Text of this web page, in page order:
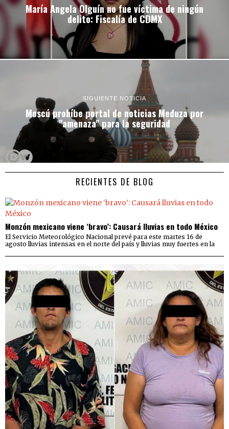
María Angela Olguín no fue víctima de ningún
delito: Fiscalía de CDMX
SIGUIENTE NOTICIA
Moscú prohíbe portal de noticias Meduza por
"amenaza" para la seguridad
RECIENTES DE BLOG
Monzón mexicano viene ‘bravo’: Causará lluvias en todo México
El Servicio Meteorológico Nacional prevé para este martes 16 de
agosto lluvias intensas en el norte del país y lluvias muy fuertes en la